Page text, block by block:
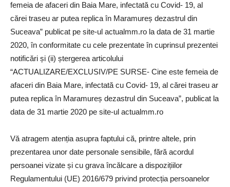
femeia de afaceri din Baia Mare, infectată cu Covid- 19, al
cărei traseu ar putea replica în Maramureș dezastrul din
Suceava” publicat pe site-ul actualmm.ro la data de 31 martie
2020, în conformitate cu cele prezentate în cuprinsul prezentei
notificări și (ii) ștergerea articolului
“ACTUALIZARE/EXCLUSIV/PE SURSE- Cine este femeia de
afaceri din Baia Mare, infectată cu Covid- 19, al cărei traseu ar
putea replica în Maramureș dezastrul din Suceava”, publicat la
data de 31 martie 2020 pe site-ul actualmm.ro
Vă atragem atenția asupra faptului că, printre altele, prin
prezentarea unor date personale sensibile, fără acordul
persoanei vizate și cu grava încălcare a dispozițiilor
Regulamentului (UE) 2016/679 privind protecția persoanelor